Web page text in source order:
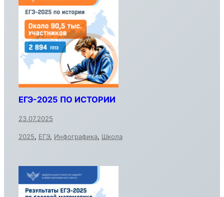
ЕГЭ-2025 ПО ИСТОРИИ
23.07.2025
2025, ЕГЭ, Инфографика, Школа